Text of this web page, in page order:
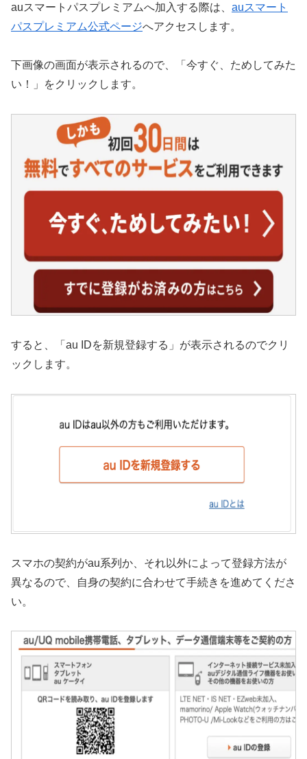
auスマートパスプレミアムへ加入する際は、 auスマート
パスプレミアム公式ページへアクセスします。
下画像の画面が表示されるので、「今すぐ、ためしてみた
い！」をクリックします。
すると、「au IDを新規登録する」が表示されるのでクリ
ックします。
スマホの契約がau系列か、それ以外によって登録方法が
異なるので、自身の契約に合わせて手続きを進めてくださ
い。